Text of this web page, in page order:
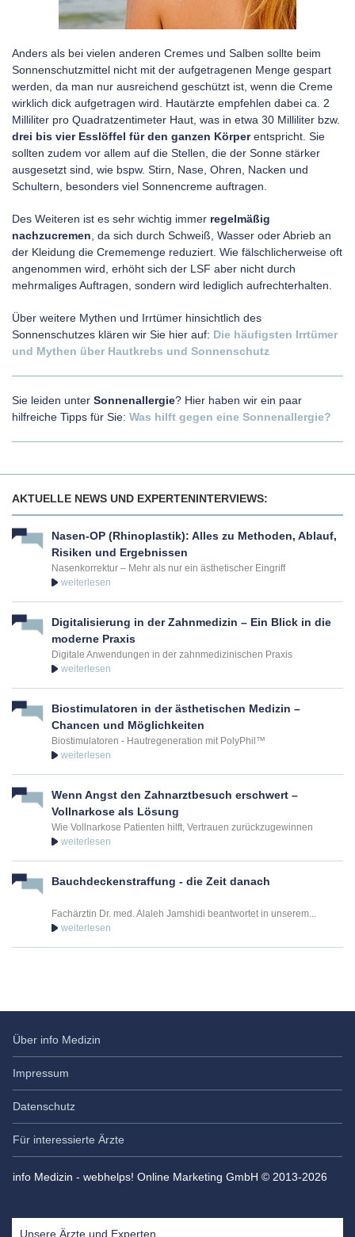
Anders als bei vielen anderen Cremes und Salben sollte beim
Sonnenschutzmittel nicht mit der aufgetragenen Menge gespart
werden, da man nur ausreichend geschützt ist, wenn die Creme
wirklich dick aufgetragen wird. Hautärzte empfehlen dabei ca. 2
Milliliter pro Quadratzentimeter Haut, was in etwa 30 Milliliter bzw.
drei bis vier Esslöffel für den ganzen Körperentspricht. Sie
sollten zudem vor allem auf die Stellen, die der Sonne stärker
ausgesetzt sind, wie bspw. Stirn, Nase, Ohren, Nacken und
Schultern, besonders viel Sonnencreme auftragen.
Des Weiteren ist es sehr wichtig immer regelmäßig
nachzucremen , da sich durch Schweiß, Wasser oder Abrieb an
der Kleidung die Crememenge reduziert. Wie fälschlicherweise oft
angenommen wird, erhöht sich der LSF aber nicht durch
mehrmaliges Auftragen, sondern wird lediglich aufrechterhalten.
Über weitere Mythen und Irrtümer hinsichtlich des
Sonnenschutzes klären wir Sie hier auf: Die häufigsten Irrtümer
und Mythen über Hautkrebs und Sonnenschutz
Sie leiden unter Sonnenallergie? Hier haben wir ein paar
hilfreiche Tipps für Sie: Was hilft gegen eine Sonnenallergie?
AKTUELLE NEWS UND EXPERTENINTERVIEWS:
Nasen-OP (Rhinoplastik): Alles zu Methoden, Ablauf,
Risiken und Ergebnissen
Nasenkorrektur – Mehr als nur ein ästhetischer Eingriff
Digitalisierung in der Zahnmedizin – Ein Blick in die
moderne Praxis
Digitale Anwendungen in der zahnmedizinischen Praxis
Biostimulatoren in der ästhetischen Medizin –
Chancen und Möglichkeiten
Biostimulatoren - Hautregeneration mit PolyPhil™
Wenn Angst den Zahnarztbesuch erschwert –
Vollnarkose als Lösung
Wie Vollnarkose Patienten hilft, Vertrauen zurückzugewinnen
Bauchdeckenstraffung - die Zeit danach
Fachärztin Dr. med. Alaleh Jamshidi beantwortet in unserem...
Über info Medizin
Impressum
Datenschutz
Für interessierte Ärzte
info Medizin - webhelps! Online Marketing GmbH © 2013-2026
Unsere Ärzte und Experten